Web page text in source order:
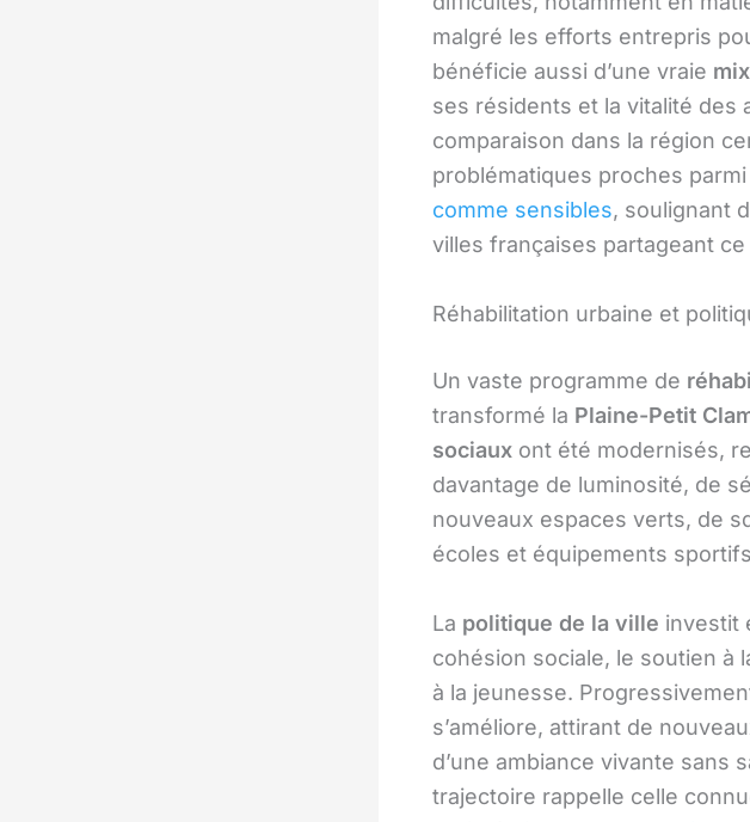
malgré les efforts entrepris
bénéficie aussi d’une vraie
ses résidents et la vitalité des
comparaison dans la région
problématiques proches parmi
comme sensibles, soulignant
villes françaises partageant
Réhabilitation urbaine et
Un vaste programme de
transformé la Plaine-Petit
sociaux ont été modernisés,
davantage de luminosité, de
nouveaux espaces verts, de
écoles et équipements
La politique de la ville investit
cohésion sociale, le soutien à
à la jeunesse.
s’améliore, attirant de
d’une ambiance vivante sans
trajectoire rappelle celle